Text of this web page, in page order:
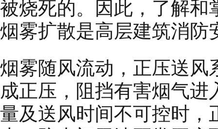
被烧死的。因此，了解和
烟雾扩散是高层建筑消防
烟雾随风流动，正压送风
成正压，阻挡有害烟气
量及送风时间不可控时，